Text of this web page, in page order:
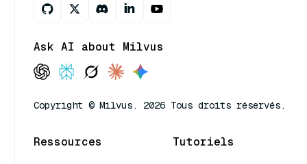
Ask AI about Milvus
Copyright © Milvus. 2026 Tous droits réservés.
Ressources Tutoriels